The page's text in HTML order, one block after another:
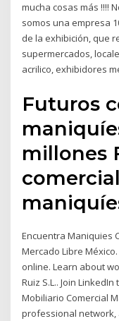
mucha cosas más !!!!
somos una empresa
de la exhibición, que
supermercados,
acrilico, exhibidores
Futuros
millones
Encuentra Maniquies
Mercado Libre
online. Learn about
Ruiz S.L.. Join
Mobiliario Comercial
professional network,